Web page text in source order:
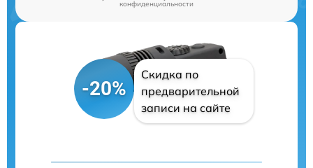
конфиденциальности
-20%
Скидка по
предварительной
записи на сайте